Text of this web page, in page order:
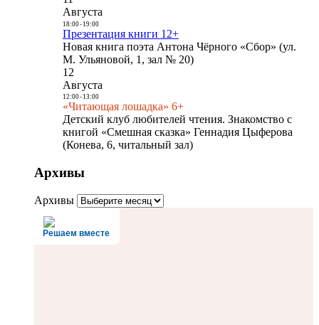
Августа
18:00- 19:00
Презентация книги 12+
Новая книга поэта Антона Чёрного «Сбор» (ул.
М. Ульяновой, 1, зал № 20)
12
Августа
12:00- 13:00
«Читающая лошадка» 6+
Детский клуб любителей чтения. Знакомство с
книгой «Смешная сказка» Геннадия Цыферова
(Конева, 6, читальный зал)
Архивы
Архивы
Решаем вместе